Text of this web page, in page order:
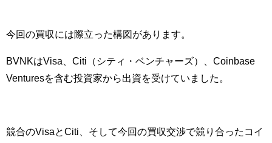
今回の買収には際立った構図があります。
BVNKはVisa、Citi（シティ・ベンチャーズ）、Coinbase
Venturesを含む投資家から出資を受けていました。
競合のVisaとCiti、そして今回の買収交渉で競り合ったコイ